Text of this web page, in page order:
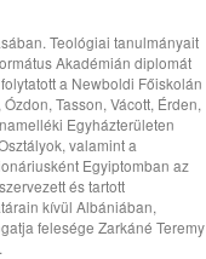
Teológiai tanulmányait
Akadémián diplomát
a Newboldi Főiskolán
Tasson, Vácott, Érden,
Egyházterületen
valamint a
Egyiptomban az
és tartott
kívül Albániában,
felesége Zarkáné Teremy